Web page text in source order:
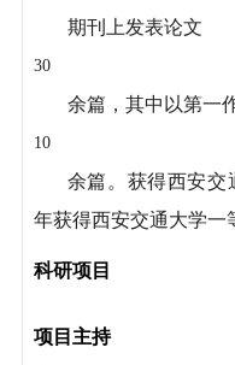
期刊上发表论文
30
余篇，其中以第一
10
余篇。获得西安交
年获得西安交通大学一
科研项目
项目主持